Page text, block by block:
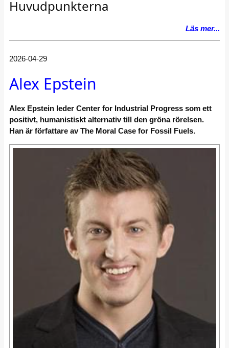
Huvudpunkterna
Läs mer...
2026-04-29
Alex Epstein
Alex Epstein leder Center for Industrial Progress som ett
positivt, humanistiskt alternativ till den gröna rörelsen.
Han är författare av The Moral Case for Fossil Fuels.